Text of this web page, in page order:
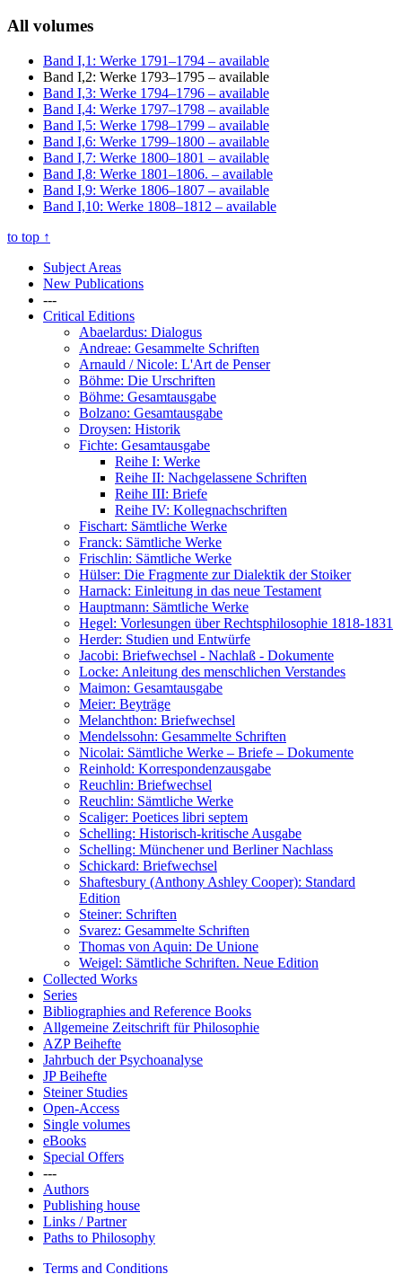
All volumes
Band I,1: Werke 1791–1794 – available
Band I,2: Werke 1793–1795 – available
Band I,3: Werke 1794–1796 – available
Band I,4: Werke 1797–1798 – available
Band I,5: Werke 1798–1799 – available
Band I,6: Werke 1799–1800 – available
Band I,7: Werke 1800–1801 – available
Band I,8: Werke 1801–1806. – available
Band I,9: Werke 1806–1807 – available
Band I,10: Werke 1808–1812 – available
to top ↑
Subject Areas
New Publications
---
Critical Editions
Abaelardus: Dialogus
Andreae: Gesammelte Schriften
Arnauld / Nicole: L'Art de Penser
Böhme: Die Urschriften
Böhme: Gesamtausgabe
Bolzano: Gesamtausgabe
Droysen: Historik
Fichte: Gesamtausgabe
Reihe I: Werke
Reihe II: Nachgelassene Schriften
Reihe III: Briefe
Reihe IV: Kollegnachschriften
Fischart: Sämtliche Werke
Franck: Sämtliche Werke
Frischlin: Sämtliche Werke
Hülser: Die Fragmente zur Dialektik der Stoiker
Harnack: Einleitung in das neue Testament
Hauptmann: Sämtliche Werke
Hegel: Vorlesungen über Rechtsphilosophie 1818-1831
Herder: Studien und Entwürfe
Jacobi: Briefwechsel - Nachlaß - Dokumente
Locke: Anleitung des menschlichen Verstandes
Maimon: Gesamtausgabe
Meier: Beyträge
Melanchthon: Briefwechsel
Mendelssohn: Gesammelte Schriften
Nicolai: Sämtliche Werke – Briefe – Dokumente
Reinhold: Korrespondenzausgabe
Reuchlin: Briefwechsel
Reuchlin: Sämtliche Werke
Scaliger: Poetices libri septem
Schelling: Historisch-kritische Ausgabe
Schelling: Münchener und Berliner Nachlass
Schickard: Briefwechsel
Shaftesbury (Anthony Ashley Cooper): Standard
Edition
Steiner: Schriften
Svarez: Gesammelte Schriften
Thomas von Aquin: De Unione
Weigel: Sämtliche Schriften. Neue Edition
Collected Works
Series
Bibliographies and Reference Books
Allgemeine Zeitschrift für Philosophie
AZP Beihefte
Jahrbuch der Psychoanalyse
JP Beihefte
Steiner Studies
Open-Access
Single volumes
eBooks
Special Offers
---
Authors
Publishing house
Links / Partner
Paths to Philosophy
Terms and Conditions